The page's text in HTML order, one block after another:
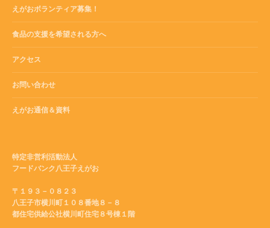
えがおボランティア募集！
食品の支援を希望される方へ
アクセス
お問い合わせ
えがお通信＆資料
特定非営利活動法人
フードバンク八王子えがお
〒１９３－０８２３
八王子市横川町１０８番地８－８
都住宅供給公社横川町住宅８号棟１階